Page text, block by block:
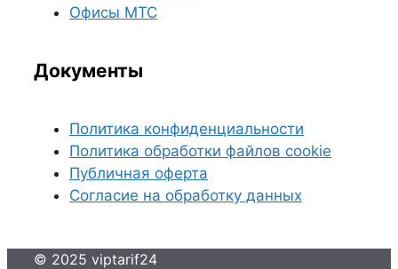
Офисы МТС
Документы
Политика конфиденциальности
Политика обработки файлов cookie
Публичная оферта
Согласие на обработку данных
© 2025 viptarif24